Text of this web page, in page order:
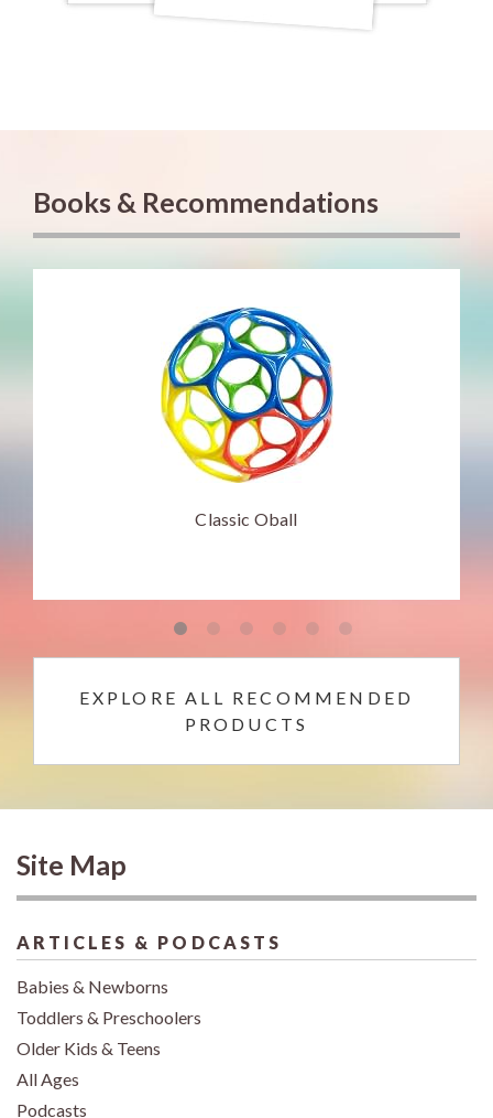
Books & Recommendations
Classic Oball
EXPLORE ALL RECOMMENDED
PRODUCTS
Site Map
ARTICLES & PODCASTS
Babies & Newborns
Toddlers & Preschoolers
Older Kids & Teens
All Ages
Podcasts